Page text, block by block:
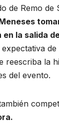
de Remo de
la salida
reescriba la
del evento.